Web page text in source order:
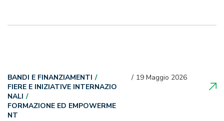
19 Maggio 2026
BANDI E FINANZIAMENTI
FIERE E INIZIATIVE INTERNAZIO
NALI
FORMAZIONE ED EMPOWERME
NT